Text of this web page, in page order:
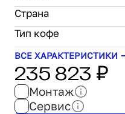
О нас
Бренды
Контакты
Страна
Тип кофе
ВСЕ ХАРАКТЕРИСТИКИ
235 823 ₽
Монтаж
Сервис